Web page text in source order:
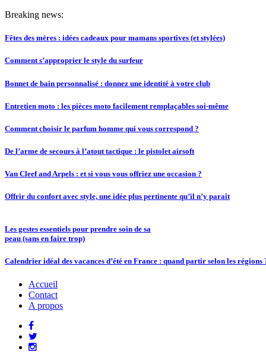
Breaking news:
Fêtes des mères : idées cadeaux pour mamans sportives (et stylées)
Comment s’approprier le style du surfeur
Bonnet de bain personnalisé : donnez une identité à votre club
Entretien moto : les pièces moto facilement remplaçables soi-même
Comment choisir le parfum homme qui vous correspond ?
De l’arme de secours à l’atout tactique : le pistolet airsoft
Van Cleef and Arpels : et si vous vous offriez une occasion ?
Offrir du confort avec style, une idée plus pertinente qu’il n’y paraît
Les gestes essentiels pour prendre soin de sa
peau (sans en faire trop)
Calendrier idéal des vacances d’été en France : quand partir selon les régions
Accueil
Contact
A propos